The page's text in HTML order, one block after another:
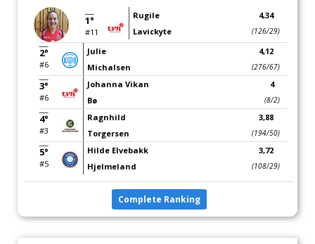
1°
#11
Rugile
Lavickyte
4,34
(126/29)
2°
#6
Julie
Michalsen
4,12
(276/67)
3°
#6
Johanna Vikan
Bø
4
(8/2)
4°
#3
Ragnhild
Torgersen
3,88
(194/50)
5°
#5
Hilde Elvebakk
Hjelmeland
3,72
(108/29)
Complete Ranking